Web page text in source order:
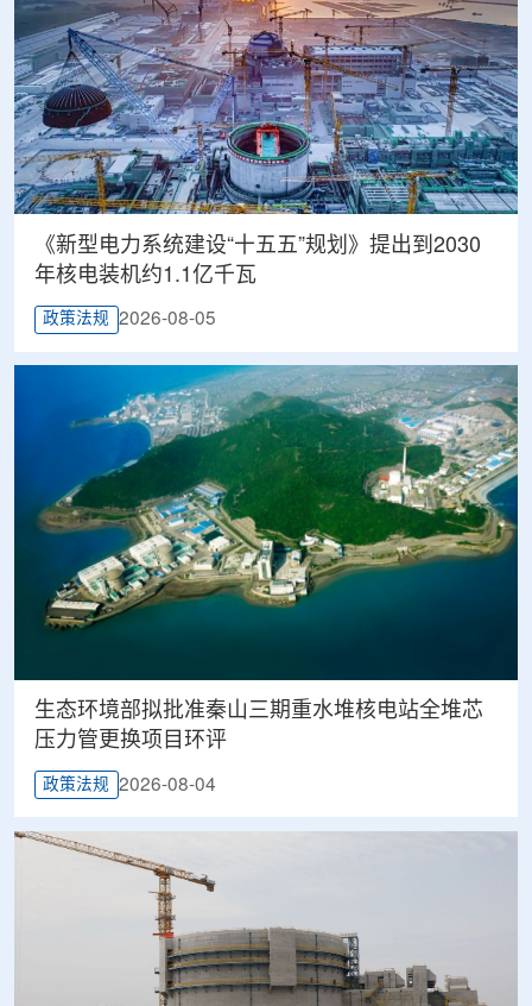
《新型电力系统建设“十五五”规划》提出到2030
年核电装机约1.1亿千瓦
政策法规 2026-08-05
生态环境部拟批准秦山三期重水堆核电站全堆芯
压力管更换项目环评
政策法规 2026-08-04